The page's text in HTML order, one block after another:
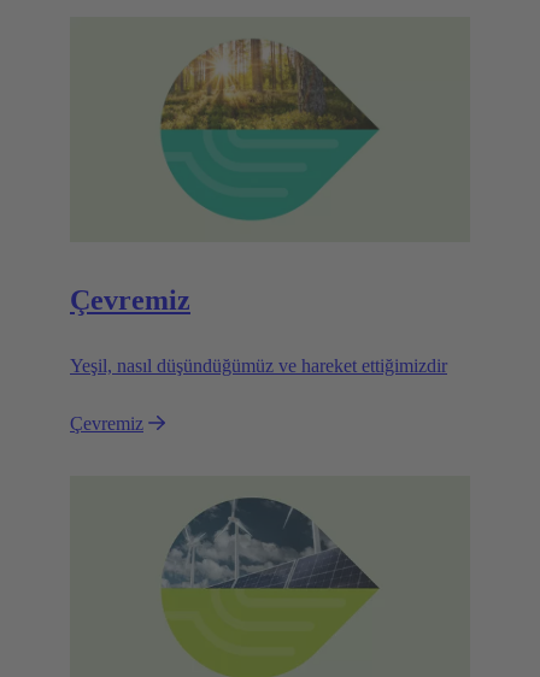
Çevremiz
Yeşil, nasıl düşündüğümüz ve hareket ettiğimizdir
Çevremiz